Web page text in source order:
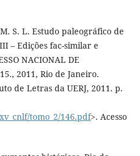
S. L. Estudo paleográfico de
– Edições fac-similar e
NACIONAL DE
2011, Rio de Janeiro.
de Letras da UERJ, 2011. p.
tomo_2/146.pdf>. Acesso